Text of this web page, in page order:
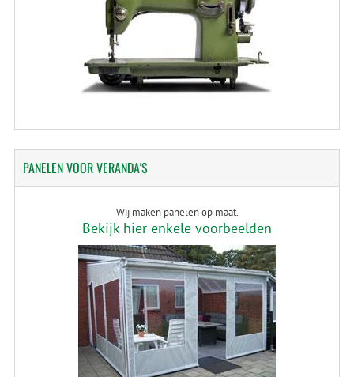
PANELENVOOR VERANDA'S
Wij maken panelen op maat.
Bekijk hier enkele voorbeelden